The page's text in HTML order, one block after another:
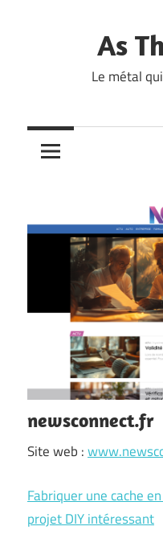
As
Le métal
newsconnect.fr
Site web :
Fabriquer une cache
projet DIY intéressant